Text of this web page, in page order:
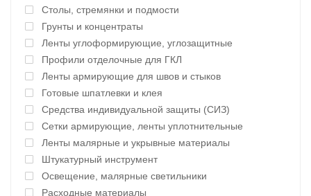
Столы, стремянки и подмости
Грунты и концентраты
Ленты углоформирующие, углозащитные
Профили отделочные для ГКЛ
Ленты армирующие для швов и стыков
Готовые шпатлевки и клея
Средства индивидуальной защиты (СИЗ)
Сетки армирующие, ленты уплотнительные
Ленты малярные и укрывные материалы
Штукатурный инструмент
Освещение, малярные светильники
Расходные материалы